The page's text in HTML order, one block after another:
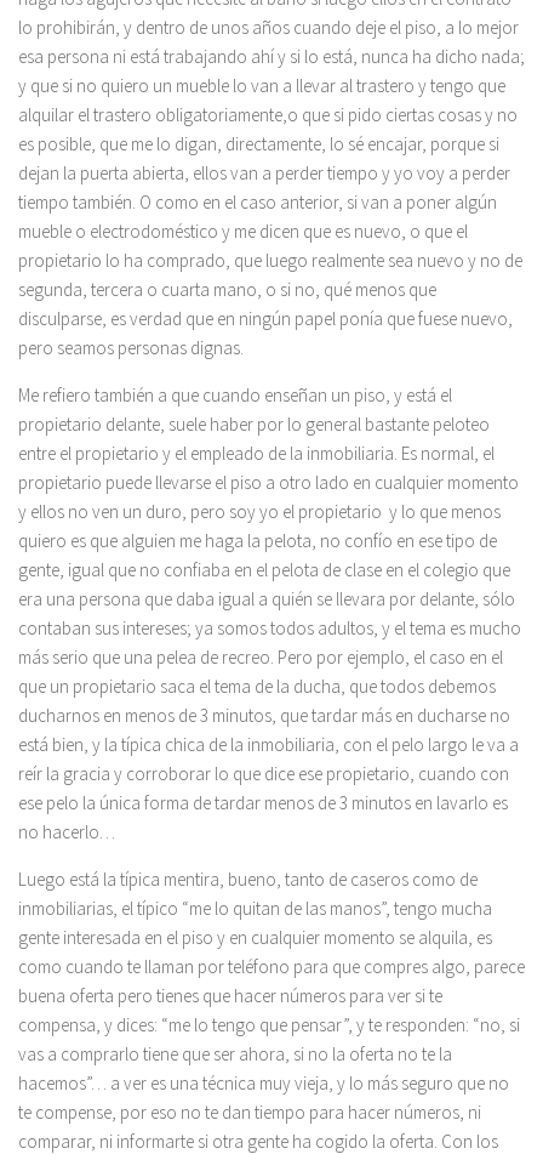
lo prohibirán, y dentro de unos años cuando deje el piso, a lo mejor
esa persona ni está trabajando ahí y si lo está, nunca ha dicho nada;
y que si no quiero un mueble lo van a llevar al trastero y tengo que
alquilar el trastero obligatoriamente,o que si pido ciertas cosas y no
es posible, que me lo digan, directamente, lo sé encajar, porque si
dejan la puerta abierta, ellos van a perder tiempo y yo voy a perder
tiempo también. O como en el caso anterior, si van a poner algún
mueble o electrodoméstico y me dicen que es nuevo, o que el
propietario lo ha comprado, que luego realmente sea nuevo y no de
segunda, tercera o cuarta mano, o si no, qué menos que
disculparse, es verdad que en ningún papel ponía que fuese nuevo,
pero seamos personas dignas.
Me refiero también a que cuando enseñan un piso, y está el
propietario delante, suele haber por lo general bastante peloteo
entre el propietario y el empleado de la inmobiliaria. Es normal, el
propietario puede llevarse el piso a otro lado en cualquier momento
y ellos no ven un duro, pero soy yo el propietario y lo que menos
quiero es que alguien me haga la pelota, no confío en ese tipo de
gente, igual que no confiaba en el pelota de clase en el colegio que
era una persona que daba igual a quién se llevara por delante, sólo
contaban sus intereses; ya somos todos adultos, y el tema es mucho
más serio que una pelea de recreo. Pero por ejemplo, el caso en el
que un propietario saca el tema de la ducha, que todos debemos
ducharnos en menos de 3 minutos, que tardar más en ducharse no
está bien, y la típica chica de la inmobiliaria, con el pelo largo le va a
reír la gracia y corroborar lo que dice ese propietario, cuando con
ese pelo la única forma de tardar menos de 3 minutos en lavarlo es
no hacerlo…
Luego está la típica mentira, bueno, tanto de caseros como de
inmobiliarias, el típico “me lo quitan de las manos”, tengo mucha
gente interesada en el piso y en cualquier momento se alquila, es
como cuando te llaman por teléfono para que compres algo, parece
buena oferta pero tienes que hacer números para ver si te
compensa, y dices: “me lo tengo que pensar”, y te responden: “no, si
vas a comprarlo tiene que ser ahora, si no la oferta no te la
hacemos”… a ver es una técnica muy vieja, y lo más seguro que no
te compense, por eso no te dan tiempo para hacer números, ni
comparar, ni informarte si otra gente ha cogido la oferta. Con los